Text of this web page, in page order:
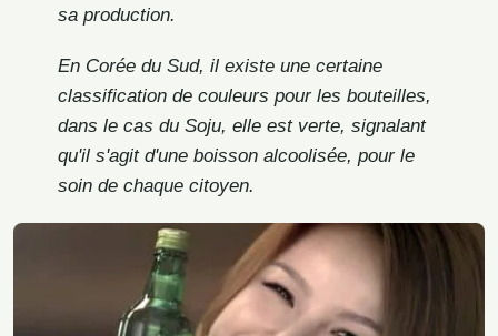
sa production.
En Corée du Sud, il existe une certaine
classification de couleurs pour les bouteilles,
dans le cas du Soju, elle est verte, signalant
qu'il s'agit d'une boisson alcoolisée, pour le
soin de chaque citoyen.